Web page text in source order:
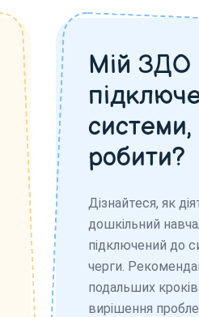
Мій ЗДО
робити?
Дізнайтеся, як
дошкільний
підключений до
черги.
подальших
вирішення